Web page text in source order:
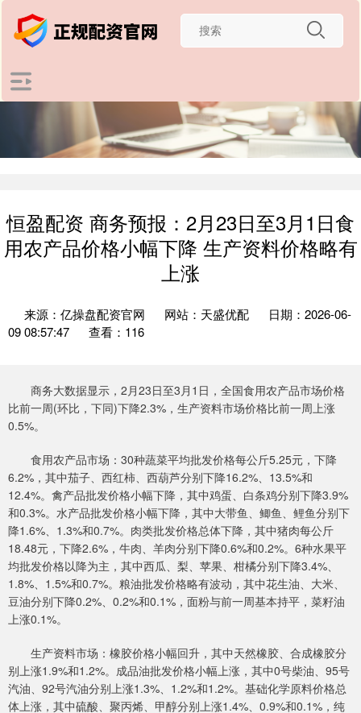
恒盈配资 商务预报：2月23日至3月1日食
用农产品价格小幅下降 生产资料价格略有
上涨
来源：亿操盘配资官网 网站：天盛优配
日期：2026-06-
09 08:57:47
查看：116
商务大数据显示，2月23日至3月1日，全国食用农产品市场价格
比前一周(环比，下同)下降2.3%，生产资料市场价格比前一周上涨
0.5%。
食用农产品市场：30种蔬菜平均批发价格每公斤5.25元，下降
6.2%，其中茄子、西红柿、西葫芦分别下降16.2%、13.5%和
12.4%。禽产品批发价格小幅下降，其中鸡蛋、白条鸡分别下降3.9%
和0.3%。水产品批发价格小幅下降，其中大带鱼、鲫鱼、鲤鱼分别下
降1.6%、1.3%和0.7%。肉类批发价格总体下降，其中猪肉每公斤
18.48元，下降2.6%，牛肉、羊肉分别下降0.6%和0.2%。6种水果平
均批发价格以降为主，其中西瓜、梨、苹果、柑橘分别下降3.4%、
1.8%、1.5%和0.7%。粮油批发价格略有波动，其中花生油、大米、
豆油分别下降0.2%、0.2%和0.1%，面粉与前一周基本持平，菜籽油
上涨0.1%。
生产资料市场：橡胶价格小幅回升，其中天然橡胶、合成橡胶分
别上涨1.9%和1.2%。成品油批发价格小幅上涨，其中0号柴油、95号
汽油、92号汽油分别上涨1.3%、1.2%和1.2%。基础化学原料价格总
体上涨，其中硫酸、聚丙烯、甲醇分别上涨1.4%、0.9%和0.1%，纯